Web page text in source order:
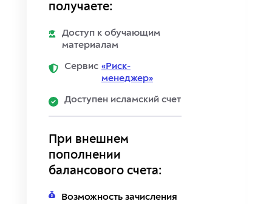
получаете:
Доступ к обучающим
материалам
Сервис «Риск-
менеджер»
Доступен исламский счет
При внешнем
пополнении
балансового счета:
Возможность зачисления